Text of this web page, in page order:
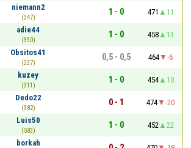
niemann2
(347)
1 - 0 471
11
adie44
(390)
1 - 0 458
13
Obsitos41
(337)
0,5 - 0,5 464
-6
kuzey
(311)
1 - 0 454
10
Dedo22
(382)
0 - 1 474
-20
Luis50
(583)
1 - 0 452
22
borkah